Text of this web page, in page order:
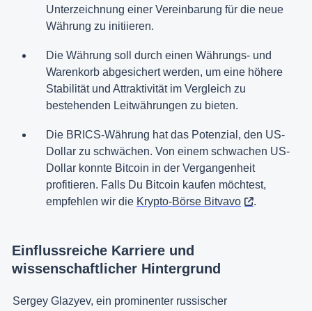
Unterzeichnung einer Vereinbarung für die neue
Währung zu initiieren.
Die Währung soll durch einen Währungs- und
Warenkorb abgesichert werden, um eine höhere
Stabilität und Attraktivität im Vergleich zu
bestehenden Leitwährungen zu bieten.
Die BRICS-Währung hat das Potenzial, den US-
Dollar zu schwächen. Von einem schwachen US-
Dollar konnte Bitcoin in der Vergangenheit
profitieren. Falls Du Bitcoin kaufen möchtest,
empfehlen wir die Krypto-Börse Bitvavo .
Einflussreiche Karriere und
wissenschaftlicher Hintergrund
Sergey Glazyev, ein prominenter russischer